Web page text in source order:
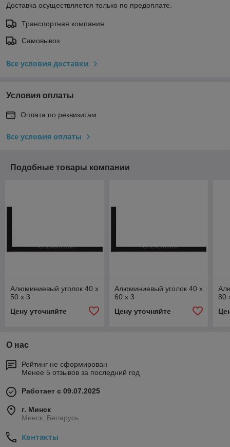
Доставка осуществляется только по предоплате.
Транспортная компания
Самовывоз
Все условия доставки
Условия оплаты
Оплата по реквизитам
Все условия оплаты
Подобные товары компании
Алюминиевый уголок 40 x
50 x 3
Цену уточняйте
Алюминиевый уголок 40 x
60 x 3
Цену уточняйте
80
О нас
Рейтинг не сформирован
Менее 5 отзывов за последний год
Работает с 09.07.2025
г. Минск
Минск, Беларусь
Контакты